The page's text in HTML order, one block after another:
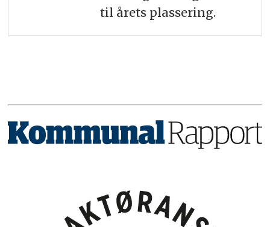
til årets plassering.